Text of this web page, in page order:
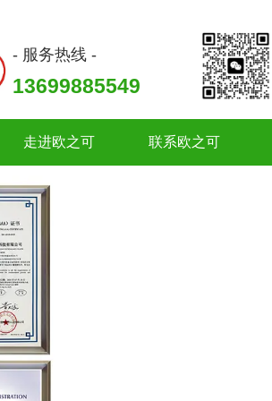
- 服务热线 -
13699885549
走进欧之可 联系欧之可